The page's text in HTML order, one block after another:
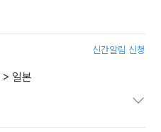
신간알림 신청
> 일본